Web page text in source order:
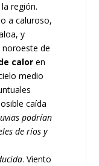
región.
a caluroso,
y
de
caloren
medio
caída
podrían
de ríos y
. Viento